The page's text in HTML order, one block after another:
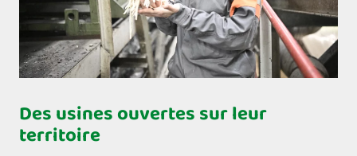
Des usines ouvertes sur leur
territoire